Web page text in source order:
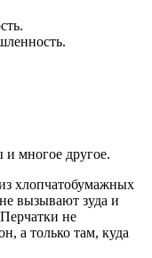
и многое другое.
хлопчатобумажных
вызывают зуда и
не
а только там, куда